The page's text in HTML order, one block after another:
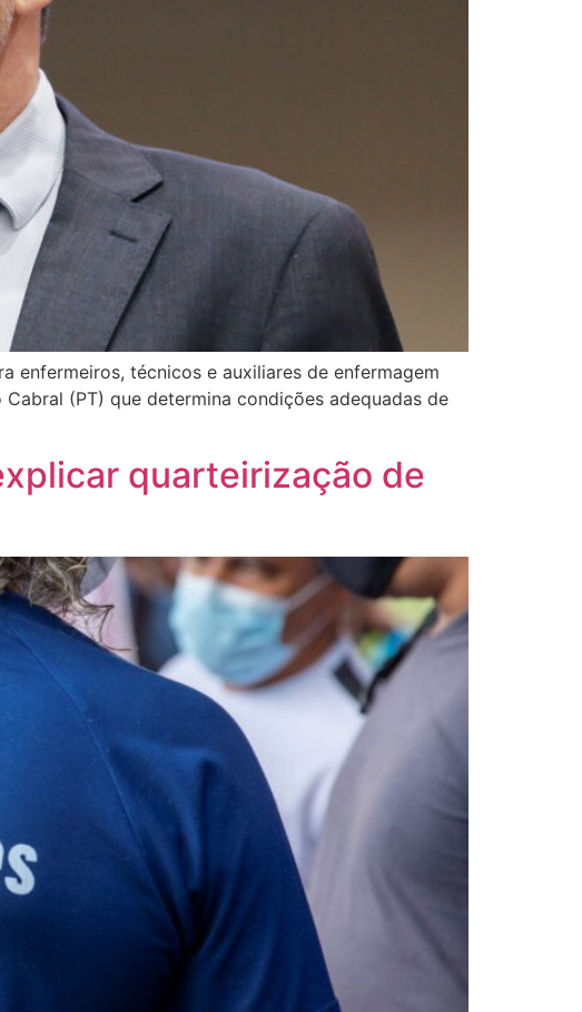
enfermeiros, técnicos e auxiliares de enfermagem
(PT) que determina condições adequadas de
quarteirização de